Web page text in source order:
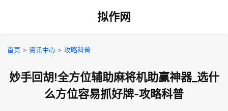
拟作网
首页 > 资讯中心 > 攻略科普
妙手回胡!全方位辅助麻将机助赢神器_选什
么方位容易抓好牌-攻略科普